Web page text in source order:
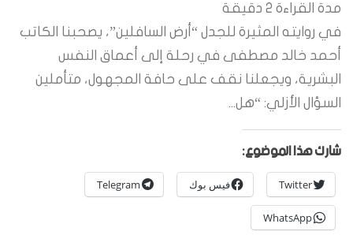
مدة القراءة 2 دقيقة
في روايته المثيرة للجدل “أرض السافلين”، يصحبنا الكاتب
أحمد خالد مصطفى في رحلة إلى أعماق النفس
البشرية، ويجعلنا نقف على حافة المجهول، متأملين
السؤال الأزلي: “هل...
شارك هذا الموضوع:
Twitter فيس بوك Telegram
WhatsApp